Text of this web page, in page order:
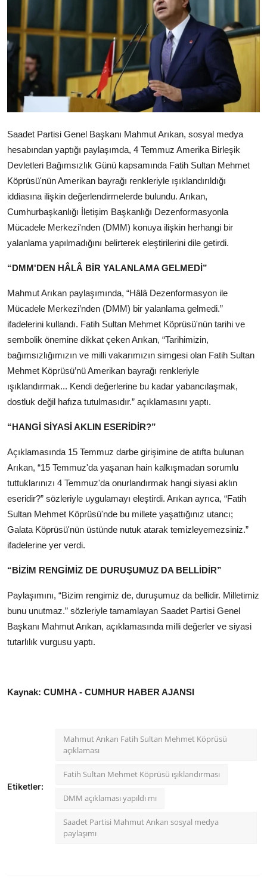
Mülki İdare
Toplum ve Yaşam
Sivil Toplum Kuruluşları
Kamu Kurumları ve Üst Kurullar
Saadet Partisi Genel Başkanı Mahmut Arıkan, sosyal medya
hesabından yaptığı paylaşımda, 4 Temmuz Amerika Birleşik
Devletleri Bağımsızlık Günü kapsamında Fatih Sultan Mehmet
Köprüsü'nün Amerikan bayrağı renkleriyle ışıklandırıldığı
iddiasına ilişkin değerlendirmelerde bulundu. Arıkan,
Cumhurbaşkanlığı İletişim Başkanlığı Dezenformasyonla
Mücadele Merkezi'nden (DMM) konuya ilişkin herhangi bir
yalanlama yapılmadığını belirterek eleştirilerini dile getirdi.
“DMM'DEN HÂLÂ BİR YALANLAMA GELMEDİ”
Mahmut Arıkan paylaşımında, “Hâlâ Dezenformasyon ile
Mücadele Merkezi’nden (DMM) bir yalanlama gelmedi.”
ifadelerini kullandı. Fatih Sultan Mehmet Köprüsü'nün tarihi ve
sembolik önemine dikkat çeken Arıkan, “Tarihimizin,
bağımsızlığımızın ve milli vakarımızın simgesi olan Fatih Sultan
Mehmet Köprüsü’nü Amerikan bayrağı renkleriyle
ışıklandırmak... Kendi değerlerine bu kadar yabancılaşmak,
dostluk değil hafıza tutulmasıdır.” açıklamasını yaptı.
“HANGİ SİYASİ AKLIN ESERİDİR?”
Açıklamasında 15 Temmuz darbe girişimine de atıfta bulunan
Arıkan, “15 Temmuz'da yaşanan hain kalkışmadan sorumlu
tuttuklarınızı 4 Temmuz'da onurlandırmak hangi siyasi aklın
eseridir?” sözleriyle uygulamayı eleştirdi. Arıkan ayrıca, “Fatih
Sultan Mehmet Köprüsü'nde bu millete yaşattığınız utancı;
Galata Köprüsü'nün üstünde nutuk atarak temizleyemezsiniz.”
ifadelerine yer verdi.
“BİZİM RENGİMİZ DE DURUŞUMUZ DA BELLİDİR”
Paylaşımını, “Bizim rengimiz de, duruşumuz da bellidir. Milletimiz
bunu unutmaz.” sözleriyle tamamlayan Saadet Partisi Genel
Başkanı Mahmut Arıkan, açıklamasında milli değerler ve siyasi
tutarlılık vurgusu yaptı.
Kaynak: CUMHA - CUMHUR HABER AJANSI
Etiketler:
Mahmut Arıkan Fatih Sultan Mehmet Köprüsü
açıklaması
Fatih Sultan Mehmet Köprüsü ışıklandırması
DMM açıklaması yapıldı mı
Saadet Partisi Mahmut Arıkan sosyal medya
paylaşımı